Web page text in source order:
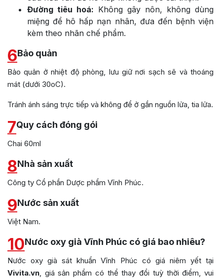
Đường tiêu hoá: Không gây nôn, không dùng
miệng để hô hấp nạn nhân, đưa đến bệnh viện
kèm theo nhãn chế phẩm.
6Bảo quản
Bảo quản ở nhiệt độ phòng, lưu giữ nơi sạch sẽ và thoáng
mát (dưới 30oC).
Tránh ánh sáng trực tiếp và không để ở gần nguồn lửa, tia lửa.
7Quy cách đóng gói
Chai 60ml
8Nhà sản xuất
Công ty Cổ phần Dược phẩm Vĩnh Phúc.
9Nước sản xuất
Việt Nam.
10Nước oxy già Vĩnh Phúc có giá bao nhiêu?
Nước oxy già sát khuẩn Vĩnh Phúc có giá niêm yết tại
Vivita.vn, giá sản phẩm có thể thay đổi tuỳ thời điểm, vui